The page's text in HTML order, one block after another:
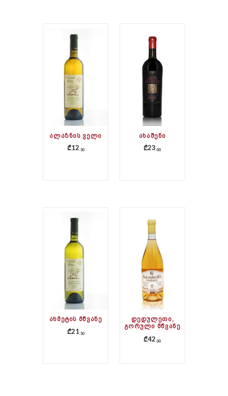
ᲐᲚᲐᲖᲜᲘᲡ ᲕᲔᲚᲘ
₾12 50
ᲐᲮᲐᲨᲔᲜᲘ
₾23 00
ᲐᲮᲛᲔᲢᲘᲡ ᲛᲬᲕᲐᲜᲔ
₾21 50
ᲓᲔᲓᲣᲚᲔᲗᲘ,
ᲒᲝᲠᲣᲚᲘ ᲛᲬᲕᲐᲜᲔ
₾42 00